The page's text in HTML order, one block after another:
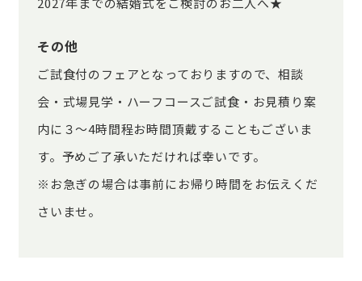
その他
ご試食付のフェアとなっておりますので、相談
会・式場見学・ハーフコースご試食・お見積り案
内に３～4時間程お時間頂戴することもございま
す。予めご了承いただければ幸いです。
※お急ぎの場合は事前にお帰り時間をお伝えくだ
さいませ。